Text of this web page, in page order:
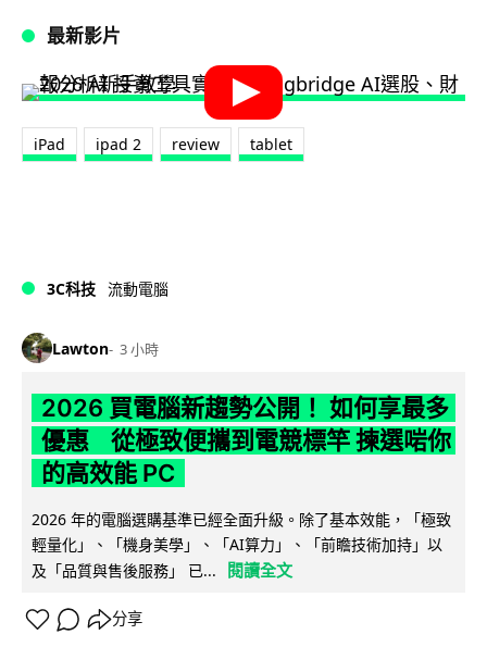
最新影片
iPad ipad 2 review tablet
3C科技 流動電腦
Lawton 3 小時
2026 買電腦新趨勢公開！ 如何享最多
優惠 從極致便攜到電競標竿 揀選啱你
的高效能 PC
2026 年的電腦選購基準已經全面升級。除了基本效能，「極致
輕量化」、「機身美學」、「AI算力」、「前瞻技術加持」以
及「品質與售後服務」 已...
閱讀全文
分享